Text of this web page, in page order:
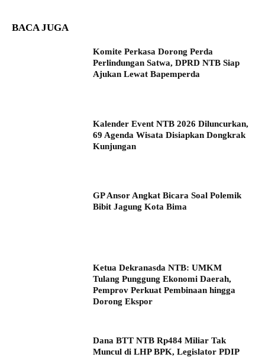
BACA JUGA
Komite Perkasa Dorong Perda
Perlindungan Satwa, DPRD NTB Siap
Ajukan Lewat Bapemperda
Kalender Event NTB 2026 Diluncurkan,
69 Agenda Wisata Disiapkan Dongkrak
Kunjungan
GP Ansor Angkat Bicara Soal Polemik
Bibit Jagung Kota Bima
Ketua Dekranasda NTB: UMKM
Tulang Punggung Ekonomi Daerah,
Pemprov Perkuat Pembinaan hingga
Dorong Ekspor
Dana BTT NTB Rp484 Miliar Tak
Muncul di LHP BPK, Legislator PDIP